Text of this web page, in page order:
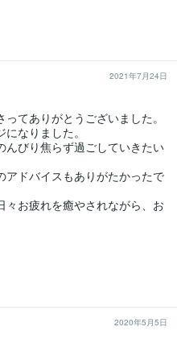
2021年7月24日
てありがとうございました。
なりました。
んびり焦らず過ごしていきたい
アドバイスもありがたかったで
々お疲れを癒やされながら、お
2020年5月5日